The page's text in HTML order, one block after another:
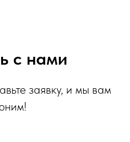
с нами
заявку, и мы вам